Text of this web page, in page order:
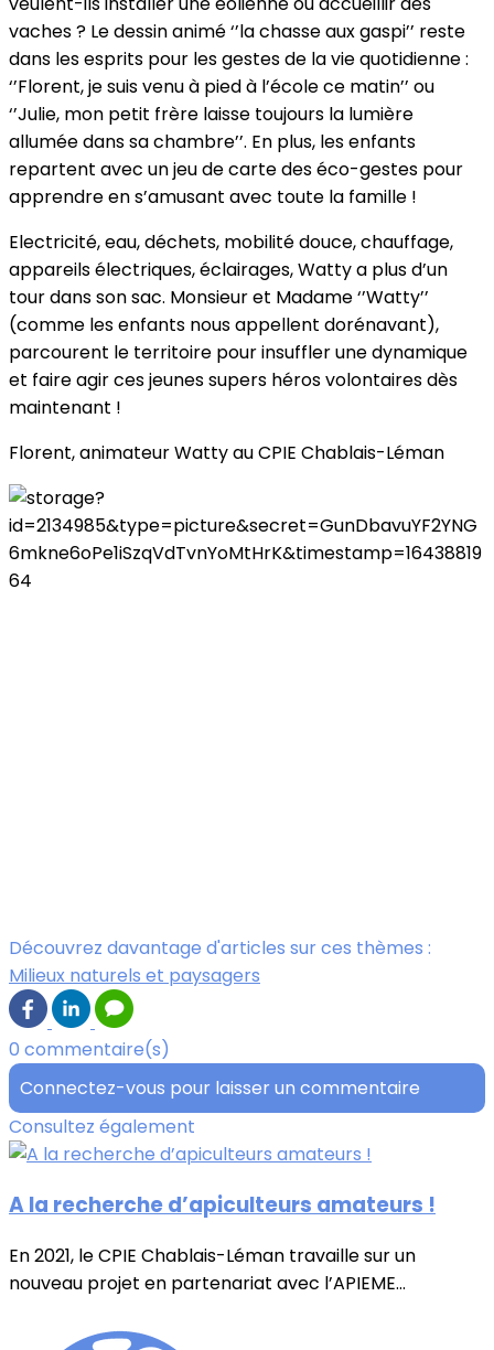
vaches ? Le dessin animé ‘’la chasse aux gaspi’’ reste
dans les esprits pour les gestes de la vie quotidienne :
‘’Florent, je suis venu à pied à l’école ce matin’’ ou
‘’Julie, mon petit frère laisse toujours la lumière
allumée dans sa chambre’’. En plus, les enfants
repartent avec un jeu de carte des éco-gestes pour
apprendre en s’amusant avec toute la famille !
Electricité, eau, déchets, mobilité douce, chauffage,
appareils électriques, éclairages, Watty a plus d’un
tour dans son sac. Monsieur et Madame ‘’Watty’’
(comme les enfants nous appellent dorénavant),
parcourent le territoire pour insuffler une dynamique
et faire agir ces jeunes supers héros volontaires dès
maintenant !
Florent, animateur Watty au CPIE Chablais-Léman
Découvrez davantage d'articles sur ces thèmes :
Milieux naturels et paysagers
0 commentaire(s)
Connectez-vous pour laisser un commentaire
Consultez également
A la recherche d’apiculteurs amateurs !
En 2021, le CPIE Chablais-Léman travaille sur un
nouveau projet en partenariat avec l’APIEME...